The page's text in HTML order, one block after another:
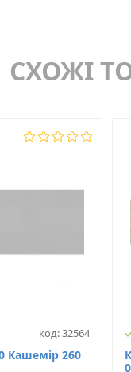
СХОЖІ
код: 32564
Кашемiр 260